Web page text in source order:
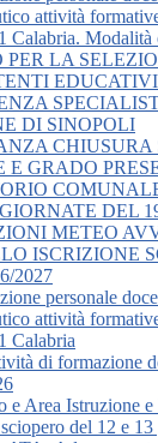
attività
Calabria. Modalità
PER LA
DI SINOPOLI
CHIUSURA
E GRADO
DEL
METEO
ISCRIZIONE
2027
personale
attività
Calabria
di formazione
e Area Istruzione e
del 12 e